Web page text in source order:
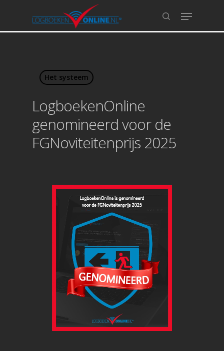
Het systeem
LogboekenOnline
genomineerd voor de
FGNoviteitenprijs 2025